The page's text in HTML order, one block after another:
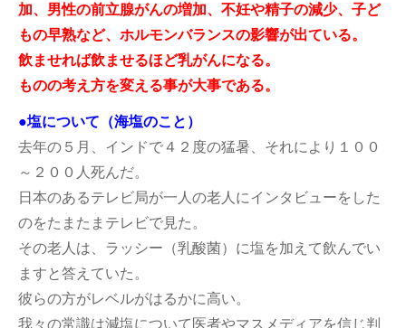
加、男性の前立腺がんの増加、不妊や精子の減少、子ど
もの早熟など、ホルモンバランスの影響が出ている。
飲ませれば飲ませるほど乳がんになる。
ものの考え方を変える事が大事である。
●塩について（海塩のこと）
去年の５月、インドで４２度の猛暑、それにより１００
～２００人死んだ。
日本のあるテレビ局が一人の老人にインタビューをした
のをたまたまテレビで見た。
その老人は、ラッシー（乳酸菌）に塩を加えて飲んでい
ますと答えていた。
彼らの方がレベルがはるかに高い。
我々の常識は減塩について医者やマスメディアを信じ判